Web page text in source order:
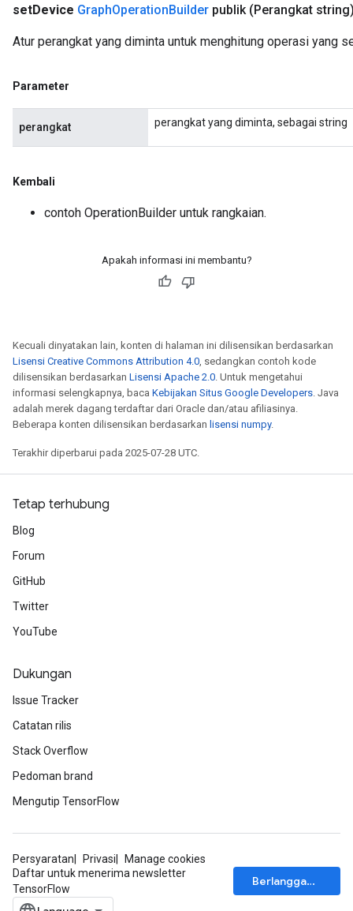
setDevice GraphOperationBuilder publik (Perangkat
Atur perangkat yang diminta untuk menghitung operasi yang
Parameter
perangkat perangkat yang diminta, sebagai string
Kembali
contoh OperationBuilder untuk rangkaian.
Apakah informasi ini membantu?
Kecuali dinyatakan lain, konten di halaman ini dilisensikan berdasarkan
Lisensi Creative Commons Attribution 4.0, sedangkan contoh kode
dilisensikan berdasarkan Lisensi Apache 2.0. Untuk mengetahui
informasi selengkapnya, baca Kebijakan Situs Google Developers. Java
adalah merek dagang terdaftar dari Oracle dan/atau afiliasinya.
Beberapa konten dilisensikan berdasarkan lisensi numpy.
Terakhir diperbarui pada 2025-07-28 UTC.
Tetap terhubung
Blog
Forum
GitHub
Twitter
YouTube
Dukungan
Issue Tracker
Catatan rilis
Stack Overflow
Pedoman brand
Mengutip TensorFlow
Persyaratan Privasi
Manage cookies
Daftar untuk menerima newsletter
TensorFlow
Berlangganan